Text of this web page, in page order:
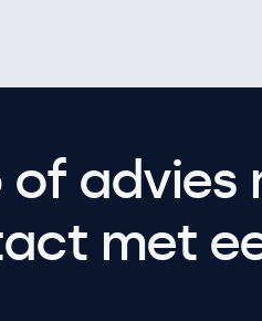
of advies
met